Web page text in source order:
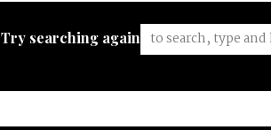
Try searching again: